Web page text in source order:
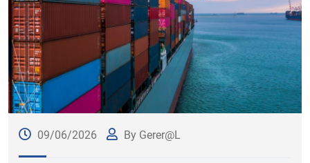
09/06/2026 By Gerer@l